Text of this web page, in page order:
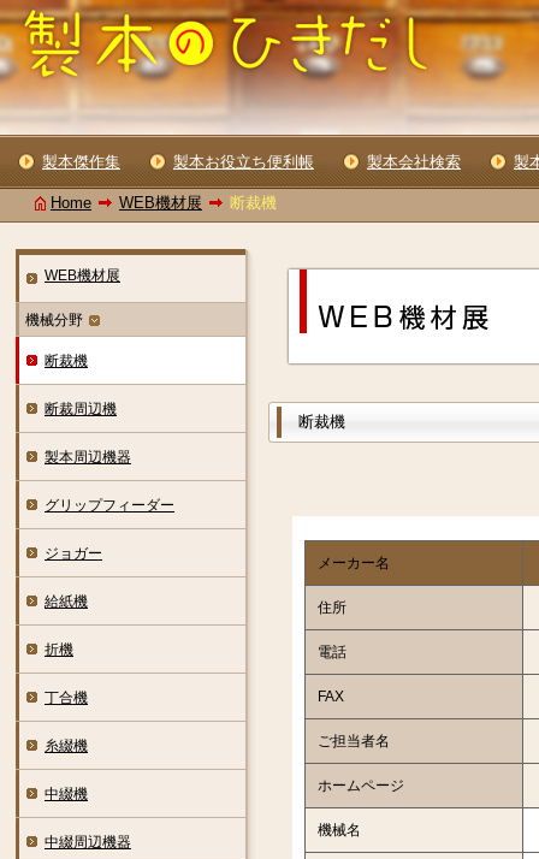
Home WEB機材展 断裁機
断裁機
メーカー名
住所
電話
FAX
ご担当者名
ホームページ
機械名
WEB機材展
機械分野
断裁機
断裁周辺機
製本周辺機器
グリップフィーダー
ジョガー
給紙機
折機
丁合機
糸綴機
中綴機
中綴周辺機器
製本傑作集 製本お役立ち便利帳 製本会社検索 製